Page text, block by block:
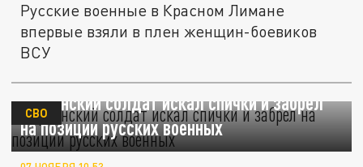
Русские военные в Красном Лимане
впервые взяли в плен женщин-боевиков
ВСУ
Украинский солдат искал спички и забрел
на позиции русских военных
СВО